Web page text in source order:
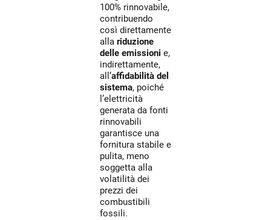
100% rinnovabile,
contribuendo
così direttamente
alla riduzione
delle emissioni e,
indirettamente,
all’affidabilità del
sistema, poiché
l’elettricità
generata da fonti
rinnovabili
garantisce una
fornitura stabile e
pulita, meno
soggetta alla
volatilità dei
prezzi dei
combustibili
fossili.